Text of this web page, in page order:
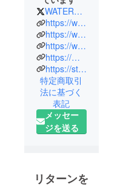
WATERFALL1989
https://waterfall1989.square.site/
https://waterfall.stores.jp/
https://waterfall.theshop.jp/
https://mpp.tower.jp/seller/wPbMZ5/seller-item/?items=
https://store.shopping.yahoo.co.jp/waterfall/
特定商取引
法に基づく
表記
メッセー
ジを送る
リターンを